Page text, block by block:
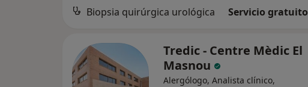
Biopsia quirúrgica urológica Servicio gratuito
Tredic - Centre Mèdic El
Masnou
Alergólogo, Analista clínico,